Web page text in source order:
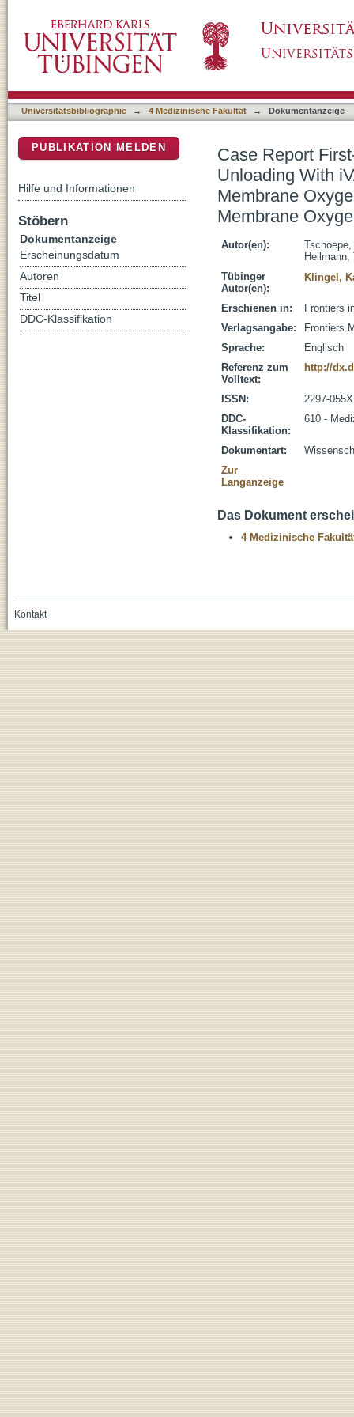
Veno-Arterial Extracorporeal Membrane
Membrane Oxygenation to ECMELLA to
Universitätsbibliographie → 4 Medizinische Fakultät → Dokumentanzeige
Case Report
Unloading With
Membrane
Membrane
Autor(en):
Heilmann,
Tübinger
Autor(en):
Klingel,
Erschienen in:
Frontiers
Verlagsangabe:
Frontiers
Sprache:
Englisch
Referenz zum
Volltext:
http://
ISSN:
2297-055X
DDC-
Klassifikation:
610 -
Dokumentart:
Zur
Langanzeige
Das Dokument
4 Medizinische
PUBLIKATION MELDEN
Hilfe und Informationen
Stöbern
Dokumentanzeige
Erscheinungsdatum
Autoren
Titel
DDC-Klassifikation
Kontakt